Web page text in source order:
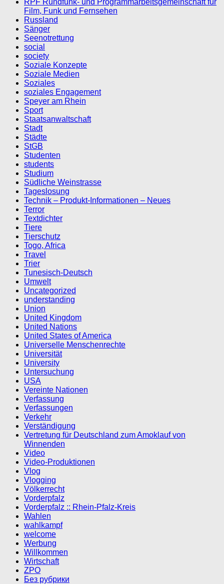
Film, Funk und Fernsehen
Russland
Sänger
Seenotrettung
social
society
Soziale Konzepte
Soziale Medien
Soziales
soziales Engagement
Speyer am Rhein
Sport
Staatsanwaltschaft
Stadt
Städte
StGB
Studenten
students
Studium
Südliche Weinstrasse
Tageslosung
Technik – Produkt-Informationen – Neues
Terror
Textdichter
Tiere
Tierschutz
Togo, Africa
Travel
Trier
Tunesisch-Deutsch
Umwelt
Uncategorized
understanding
Union
United Kingdom
United Nations
United States of America
Universelle Menschenrechte
Universität
University
Untersuchung
USA
Vereinte Nationen
Verfassung
Verfassungen
Verkehr
Verständigung
Vertretung für Deutschland zum Amoklauf von
Winnenden
Video
Video-Produktionen
Vlog
Vlogging
Völkerrecht
Vorderpfalz
Vorderpfalz :: Rhein-Pfalz-Kreis
Wahlen
wahlkampf
welcome
Werbung
Willkommen
Wirtschaft
ZPO
Без рубрики